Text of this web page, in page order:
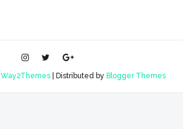
Way2Themes| Distributed by Blogger Themes